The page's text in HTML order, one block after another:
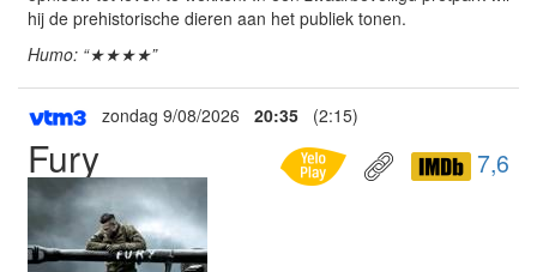
hij de prehistorische dieren aan het publiek tonen.
Humo: “★★★★”
zondag 9/08/2026 20:35 (2:15)
Fury 7,6